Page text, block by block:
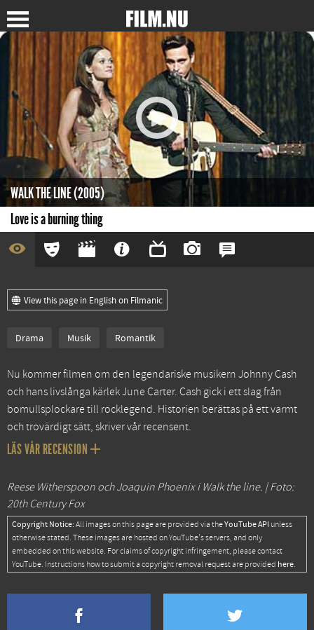
WALK THE LINE (2005)
Love is a burning thing
View this page in English on Filmanic
Drama Musik Romantik
Nu kommer filmen om den legendariske musikern Johnny Cash
och hans livslånga kärlek June Carter. Cash gick i ett slag från
bomullsplockare till rocklegend. Historien berättas på ett varmt
och trovärdigt sätt, skriver vår recensent.
LÄS VÅR RECENSION
Reese Witherspoon och Joaquin Phoenix i Walk the line. | Foto:
20th Century Fox
Copyright Notice: All images on this page are provided via theYouTube API unless
otherwise stated. These images are hosted on YouTube's servers, and only
embedded on this website. For claims of copyright infringement, please contact
YouTube. Instructions how to submit a copyright removal request are provided here.